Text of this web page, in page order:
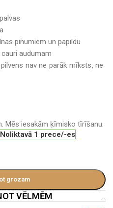
pinumiem un papildu
audumam
nav ne parāk mīksts, ne
Mēs iesakām ķīmisko tīrīšanu.
Noliktavā 1 prece/-es
grozam
VĒLMĒM